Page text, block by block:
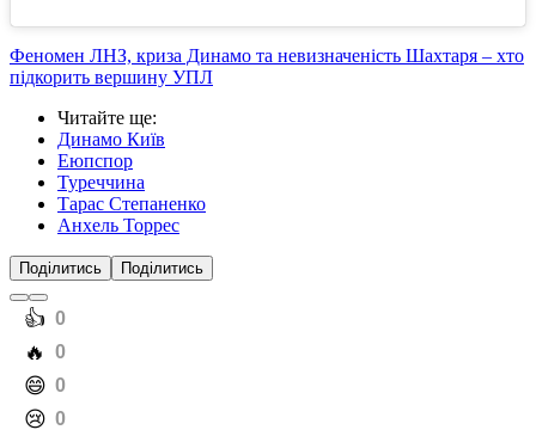
Феномен ЛНЗ, криза Динамо та невизначеність Шахтаря – хто
підкорить вершину УПЛ
Читайте ще:
Динамо Київ
Еюпспор
Туреччина
Тарас Степаненко
Анхель Торрес
Поділитись Поділитись
️👍 0
️🔥 0
️😄 0
️😢 0